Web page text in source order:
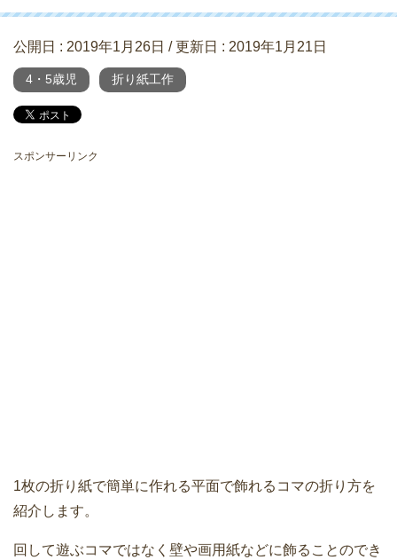
公開日 : 2019年1月26日 / 更新日 : 2019年1月21日
4・5歳児 折り紙工作
スポンサーリンク
1枚の折り紙で簡単に作れる平面で飾れるコマの折り方を
紹介します。
回して遊ぶコマではなく壁や画用紙などに飾ることのでき